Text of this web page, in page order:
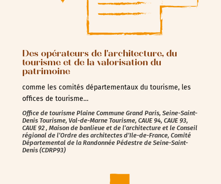
Des opérateurs de l'architecture, du
tourisme et de la valorisation du
patrimoine
comme les comités départementaux du tourisme, les
offices de tourisme…
Office de tourisme Plaine Commune Grand Paris, Seine-Saint-
Denis Tourisme, Val-de-Marne Tourisme, CAUE 94, CAUE 93,
CAUE 92 , Maison de banlieue et de l’architecture et le Conseil
régional de l’Ordre des architectes d’Ile-de-France, Comité
Départemental de la Randonnée Pédestre de Seine-Saint-
Denis (CDRP93)